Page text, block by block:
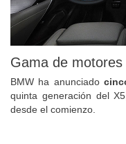
Gama de motores
BMW ha anunciado
quinta generación del
desde el comienzo.